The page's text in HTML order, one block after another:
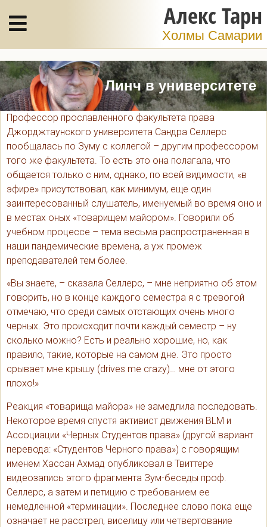
Алекс Тарн
Холмы Самарии
Линч в университете
Профессор прославленного факультета права
Джорджтаунского университета Сандра Селлерс
пообщалась по Зуму с коллегой – другим профессором
того же факультета. То есть это она полагала, что
общается только с ним, однако, по всей видимости, «в
эфире» присутствовал, как минимум, еще один
заинтересованный слушатель, именуемый во время оно и
в местах оных «товарищем майором». Говорили об
учебном процессе – тема весьма распространенная в
наши пандемические времена, а уж промеж
преподавателей тем более.
«Вы знаете, – сказала Селлерс, – мне неприятно об этом
говорить, но в конце каждого семестра я с тревогой
отмечаю, что среди самых отстающих очень много
черных. Это происходит почти каждый семестр – ну
сколько можно? Есть и реально хорошие, но, как
правило, такие, которые на самом дне. Это просто
срывает мне крышу (drives me crazy)… мне от этого
плохо!»
Реакция «товарища майора» не замедлила последовать.
Некоторое время спустя активист движения BLM и
Ассоциации «Черных Студентов права» (другой вариант
перевода: «Студентов Черного права») с говорящим
именем Хассан Ахмад опубликовал в Твиттере
видеозапись этого фрагмента Зум-беседы проф.
Селлерс, а затем и петицию с требованием ее
немедленной «терминации». Последнее слово пока еще
означает не расстрел, виселицу или четвертование